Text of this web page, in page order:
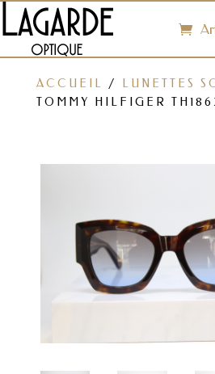
ACCUEIL / LUNETTES
TOMMY HILFIGER